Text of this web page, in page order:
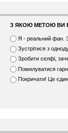
З ЯКОЮ МЕТОЮ ВИ
В
а
р
і
а
н
Я - реальний фан.
Зустрітися з
Зробити селфі,
Помилуватися
Покричати! Це